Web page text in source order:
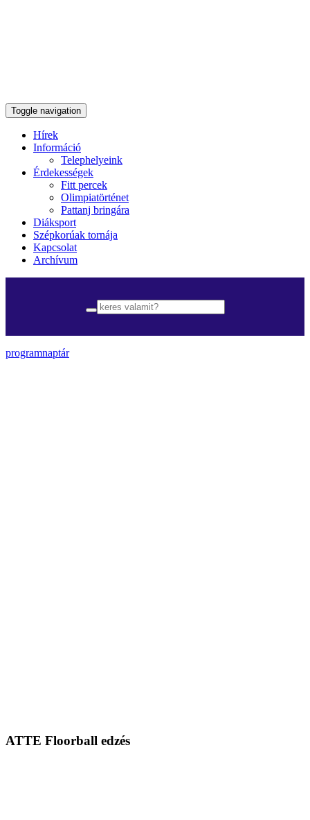
Toggle navigation
Hírek
Információ
Telephelyeink
Érdekességek
Fitt percek
Olimpiatörténet
Pattanj bringára
Diáksport
Szépkorúak tornája
Kapcsolat
Archívum
programnaptár
ATTE Floorball edzés